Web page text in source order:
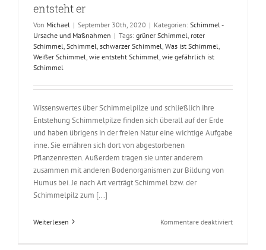
entsteht er
Von Michael | September 30th, 2020 | Kategorien: Schimmel -
Ursache und Maßnahmen | Tags: grüner Schimmel roter
Schimmel Schimmel schwarzer Schimmel Was ist Schimmel
Weißer Schimmel wie entsteht Schimmel wie gefährlich ist
Schimmel
Wissenswertes über Schimmelpilze und schließlich ihre
Entstehung Schimmelpilze finden sich überall auf der Erde
und haben übrigens in der freien Natur eine wichtige Aufgabe
inne. Sie ernähren sich dort von abgestorbenen
Pflanzenresten. Außerdem tragen sie unter anderem
zusammen mit anderen Bodenorganismen zur Bildung von
Humus bei. Je nach Art verträgt Schimmel bzw. der
Schimmelpilz zum [...]
Weiterlesen Kommentare deaktiviertfür